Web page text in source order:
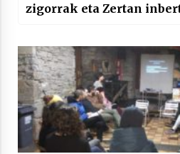
Arrosaren
Telebistaren
2021/06/30
zigorrak eta Zertan